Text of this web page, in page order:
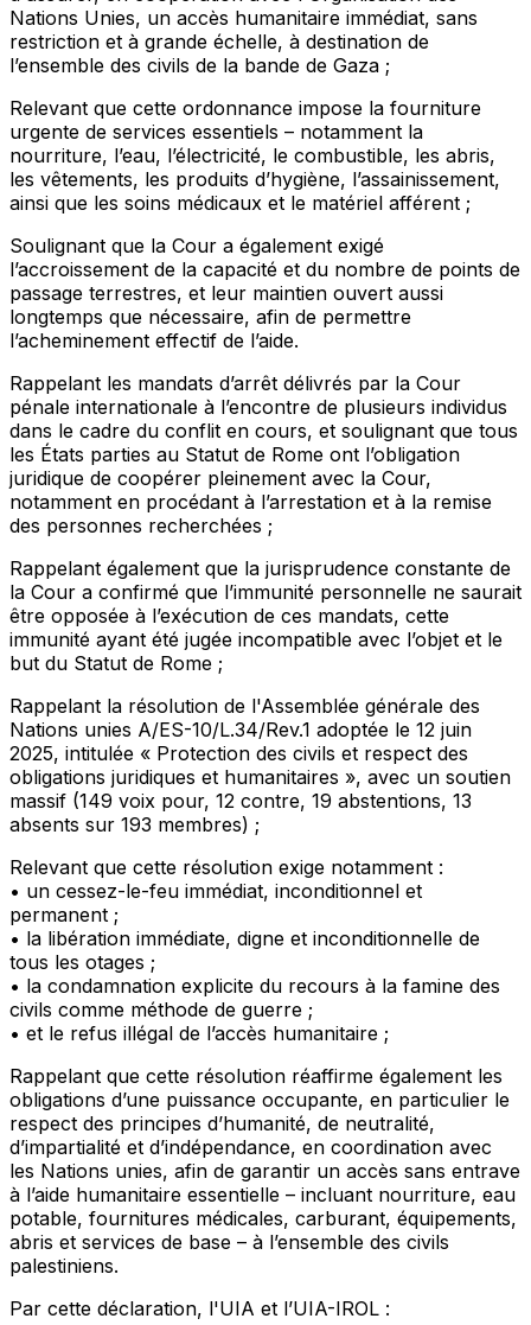
Nations Unies, un accès humanitaire immédiat, sans
restriction et à grande échelle, à destination de
l’ensemble des civils de la bande de Gaza ;
Relevant que cette ordonnance impose la fourniture
urgente de services essentiels – notamment la
nourriture, l’eau, l’électricité, le combustible, les abris,
les vêtements, les produits d’hygiène, l’assainissement,
ainsi que les soins médicaux et le matériel afférent ;
Soulignant que la Cour a également exigé
l’accroissement de la capacité et du nombre de points de
passage terrestres, et leur maintien ouvert aussi
longtemps que nécessaire, afin de permettre
l’acheminement effectif de l’aide.
Rappelant les mandats d’arrêt délivrés par la Cour
pénale internationale à l’encontre de plusieurs individus
dans le cadre du conflit en cours, et soulignant que tous
les États parties au Statut de Rome ont l’obligation
juridique de coopérer pleinement avec la Cour,
notamment en procédant à l’arrestation et à la remise
des personnes recherchées ;
Rappelant également que la jurisprudence constante de
la Cour a confirmé que l’immunité personnelle ne saurait
être opposée à l’exécution de ces mandats, cette
immunité ayant été jugée incompatible avec l’objet et le
but du Statut de Rome ;
Rappelant la résolution de l'Assemblée générale des
Nations unies A/ES-10/L.34/Rev.1 adoptée le 12 juin
2025, intitulée « Protection des civils et respect des
obligations juridiques et humanitaires », avec un soutien
massif (149 voix pour, 12 contre, 19 abstentions, 13
absents sur 193 membres) ;
Relevant que cette résolution exige notamment :
• un cessez-le-feu immédiat, inconditionnel et
permanent ;
• la libération immédiate, digne et inconditionnelle de
tous les otages ;
• la condamnation explicite du recours à la famine des
civils comme méthode de guerre ;
• et le refus illégal de l’accès humanitaire ;
Rappelant que cette résolution réaffirme également les
obligations d’une puissance occupante, en particulier le
respect des principes d’humanité, de neutralité,
d’impartialité et d’indépendance, en coordination avec
les Nations unies, afin de garantir un accès sans entrave
à l’aide humanitaire essentielle – incluant nourriture, eau
potable, fournitures médicales, carburant, équipements,
abris et services de base – à l’ensemble des civils
palestiniens.
Par cette déclaration, l'UIA et l’UIA-IROL :